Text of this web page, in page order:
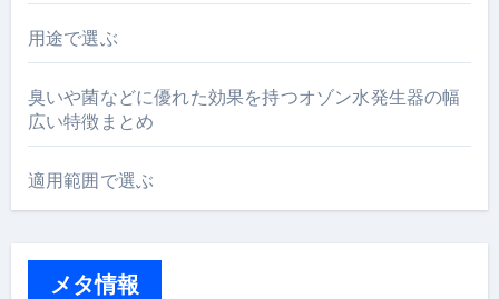
用途で選ぶ
臭いや菌などに優れた効果を持つオゾン水発生器の幅
広い特徴まとめ
適用範囲で選ぶ
メタ情報